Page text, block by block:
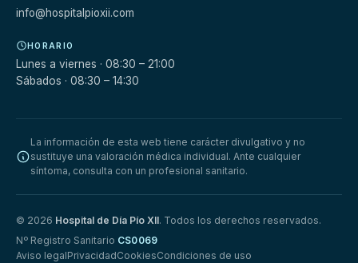
info@hospitalpioxii.com
HORARIO
Lunes a viernes · 08:30 – 21:00
Sábados · 08:30 – 14:30
La información de esta web tiene carácter divulgativo y no
sustituye una valoración médica individual. Ante cualquier
síntoma, consulta con un profesional sanitario.
© 2026 Hospital de Día Pío XII. Todos los derechos reservados.
Nº Registro Sanitario CS0069
Aviso legalPrivacidadCookiesCondiciones de uso